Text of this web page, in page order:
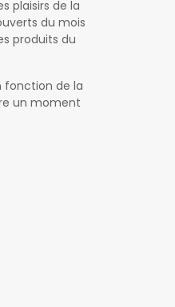
plaisirs de la
du mois
produits du
fonction de la
un moment